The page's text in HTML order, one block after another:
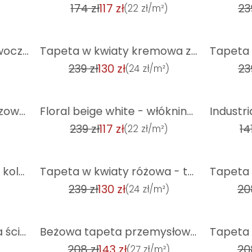
174 zł117 zł(22 zł/m²)
Tapeta flizelinowa o nowoczesnym wyglądzie ze złotymi plamkami Elegancki wzór ścienny w kolorze kośc
Tapeta w kwiaty kremowa zieleń - tapeta flizelinowa Country House A.S. Création - matowa, jasna fakt
239 zł130 zł(24 zł/m²)
Tapeta z włókniny z brązowym ornamentem o wyglądzie betonu
Floral beige white - włókninowa tapeta Country House A.S. Création - matowa i lekko teksturowana
239 zł117 zł(22 zł/m²)
Teksturowana tapeta w kolorze szaro-brązowym - Tapeta z włókniny o tekstylnym wyglądzie - Nowoczesny
Tapeta w kwiaty różowa - tapeta z włókniny Country House A.S. Création - matowa, jasna faktura
239 zł130 zł(24 zł/m²)
Fototapeta - Drewniana ściana w stylu vintage
Beżowa tapeta przemysłowa o wyglądzie betonu - tapeta z włókniny w stylu vintage o wyglądzie tynku